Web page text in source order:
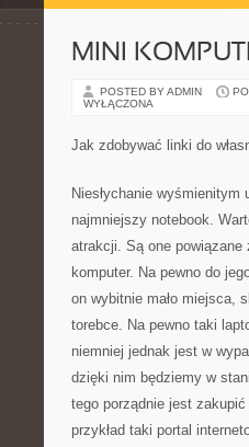
MINI
POSTED BY ADMIN
WYŁĄCZONA
Jak zdobywać linki do
Niesłychanie
najmniejszy notebook.
atrakcji. Są one
komputer. Na pewno do
on wybitnie mało miejsca,
torebce. Na pewno taki
niemniej jednak jest w
dzięki nim będziemy w
tego porządnie jest
przykład taki portal